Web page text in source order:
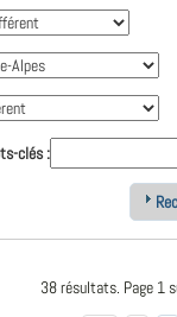
clés :
38 résultats. Page 1